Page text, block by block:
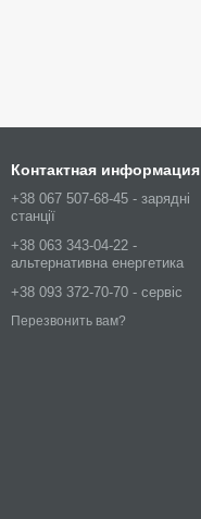
Контактная информация
+38 067 507-68-45 - зарядні
станції
+38 063 343-04-22 -
альтернативна енергетика
+38 093 372-70-70 - сервіс
Перезвонить вам?